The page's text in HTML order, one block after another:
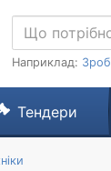
Наприклад:
Тендери